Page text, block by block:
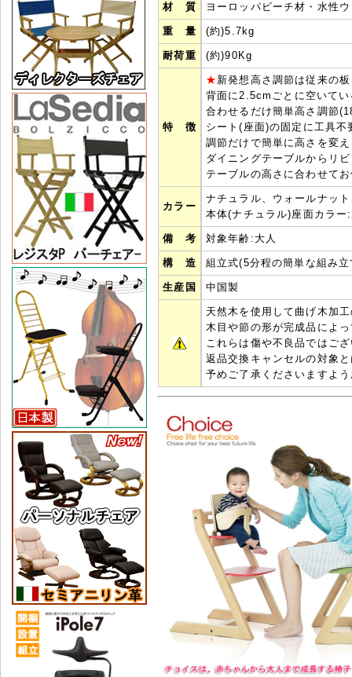
材 質 ヨーロッパビーチ材・水性
重 量 (約)5.7kg
耐荷重 (約)90Kg
特 徴
★ 新発想高さ調節は従来の
背面に2.5cmごとに空いて
合わせるだけ簡単高さ調節
シート(座面)の固定に工具不
調節だけで簡単に高さを変
ダイニングテーブルからリ
テーブルの高さに合わせて
カラー
ナチュラル、ウォールナッ
本体(ナチュラル)座面カラ
備 考 対象年齢:大人
構 造 組立式(5分程の簡単な組み
生産国 中国製
天然木を使用して曲げ木加
木目や節の形が完成品によ
これらは傷や不良品ではご
返品交換キャンセルの対象
予めご了承くださいますよ